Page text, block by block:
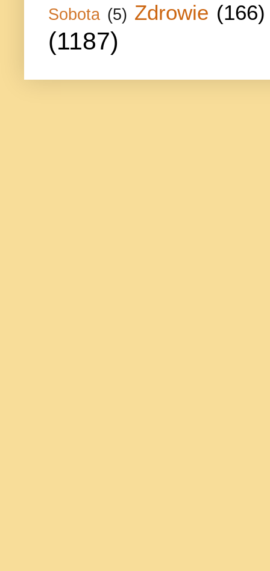
Sobota (5) Zdrowie (166)
(1187)